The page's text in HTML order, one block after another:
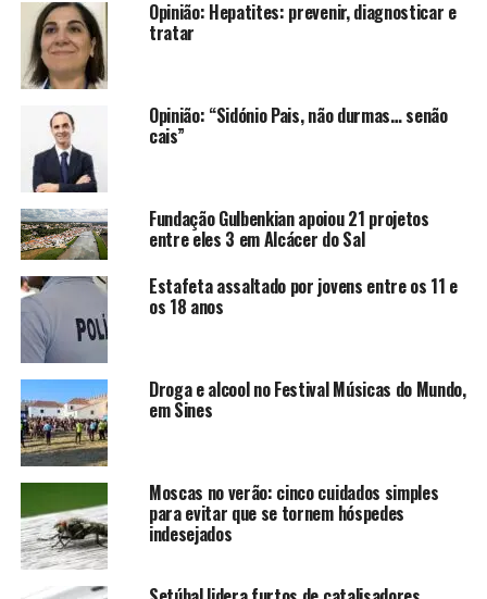
Opinião: Hepatites: prevenir, diagnosticar e
tratar
Opinião: “Sidónio Pais, não durmas… senão
cais”
Fundação Gulbenkian apoiou 21 projetos
entre eles 3 em Alcácer do Sal
Estafeta assaltado por jovens entre os 11 e
os 18 anos
Droga e alcool no Festival Músicas do Mundo,
em Sines
Moscas no verão: cinco cuidados simples
para evitar que se tornem hóspedes
indesejados